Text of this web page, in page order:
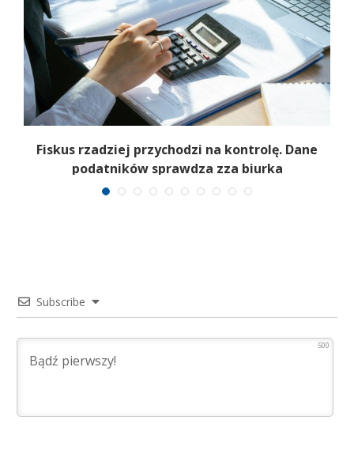
Fiskus rzadziej przychodzi na kontrolę. Dane
podatników sprawdza zza biurka
Subscribe
500